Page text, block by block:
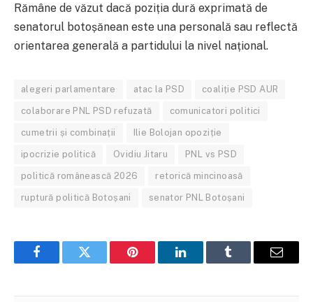
Rămâne de văzut dacă poziția dură exprimată de
senatorul botoșănean este una personală sau reflectă
orientarea generală a partidului la nivel național.
alegeri parlamentare atac la PSD coaliție PSD AUR
colaborare PNL PSD refuzată comunicatori politici
cumetrii și combinații Ilie Bolojan opoziție
ipocrizie politică Ovidiu Jitaru PNL vs PSD
politică românească 2026 retorică mincinoasă
ruptură politică Botoșani senator PNL Botoșani
FacebookTwitter Pinterest LinkedInTumblr Email